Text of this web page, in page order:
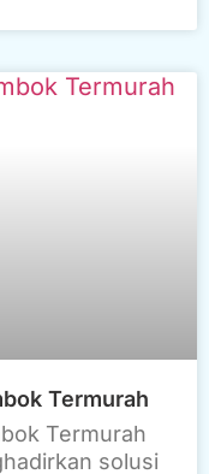
Termurah
Termurah
solusi